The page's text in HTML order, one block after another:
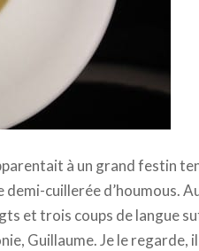
à un grand festin
demi-cuillerée d’houmous.
et trois coups de langue
Guillaume. Je le regarde,